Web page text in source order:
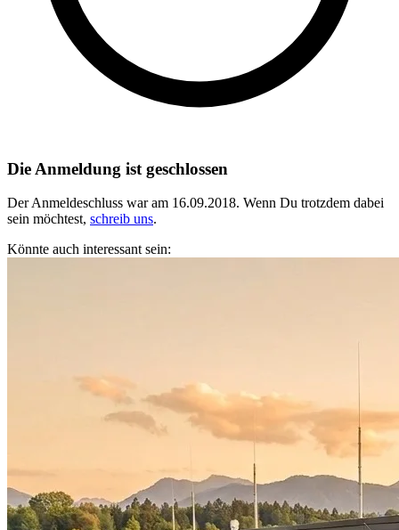
Die Anmeldung ist geschlossen
Der Anmeldeschluss war am 16.09.2018. Wenn Du trotzdem dabei
sein möchtest, schreib uns.
Könnte auch interessant sein: